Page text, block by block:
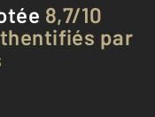
8,7/10
par